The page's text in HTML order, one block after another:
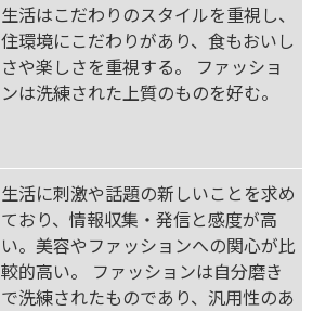
生活はこだわりのスタイルを重視し、
住環境にこだわりがあり、食もおいし
さや楽しさを重視する。 ファッショ
ンは洗練された上質のものを好む。
生活に刺激や話題の新しいことを求め
ており、情報収集・発信と感度が高
い。美容やファッションへの関心が比
較的高い。 ファッションは自分磨き
で洗練されたものであり、汎用性のあ